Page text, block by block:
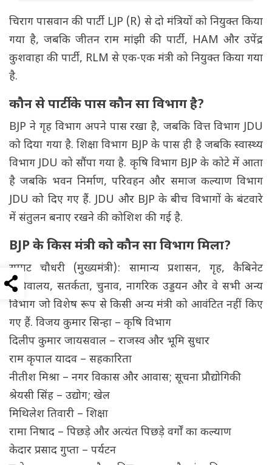
चिराग पासवान की पार्टी LJP (R) से दो मंत्रियों को नियुक्त किया
गया है, जबकि जीतन राम मांझी की पार्टी, HAM और उपेंद्र
कुशवाहा की पार्टी, RLM से एक-एक मंत्री को नियुक्त किया गया
है.
कौन से पार्टी के पास कौन सा विभाग है?
BJP ने गृह विभाग अपने पास रखा है, जबकि वित्त विभाग JDU
को दिया गया है. शिक्षा विभाग BJP के पास ही है जबकि स्वास्थ्य
विभाग JDU को सौंपा गया है. कृषि विभाग BJP के कोटे में आता
है जबकि भवन निर्माण, परिवहन और समाज कल्याण विभाग
JDU को दिए गए हैं. JDU और BJP के बीच विभागों के बंटवारे
में संतुलन बनाए रखने की कोशिश की गई है.
BJP के किस मंत्री को कौन सा विभाग मिला?
सम्राट चौधरी (मुख्यमंत्री): सामान्य प्रशासन, गृह, कैबिनेट
सचिवालय, सतर्कता, चुनाव, नागरिक उड्डयन और वे सभी अन्य
विभाग जो विशेष रूप से किसी अन्य मंत्री को आवंटित नहीं किए
गए हैं. विजय कुमार सिन्हा – कृषि विभाग
दिलीप कुमार जायसवाल – राजस्व और भूमि सुधार
राम कृपाल यादव – सहकारिता
नीतीश मिश्रा – नगर विकास और आवास; सूचना प्रौद्योगिकी
श्रेयसी सिंह – उद्योग; खेल
मिथिलेश तिवारी – शिक्षा
रामा निषाद – पिछड़े और अत्यंत पिछड़े वर्गों का कल्याण
केदार प्रसाद गुप्ता – पर्यटन